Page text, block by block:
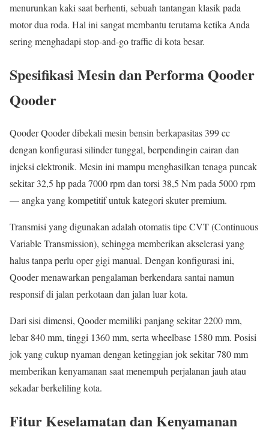
menurunkan kaki saat berhenti, sebuah tantangan klasik pada
motor dua roda. Hal ini sangat membantu terutama ketika Anda
sering menghadapi stop-and-go traffic di kota besar.
Spesifikasi Mesin dan Performa Qooder
Qooder
Qooder Qooder dibekali mesin bensin berkapasitas 399 cc
dengan konfigurasi silinder tunggal, berpendingin cairan dan
injeksi elektronik. Mesin ini mampu menghasilkan tenaga puncak
sekitar 32,5 hp pada 7000 rpm dan torsi 38,5 Nm pada 5000 rpm
— angka yang kompetitif untuk kategori skuter premium.
Transmisi yang digunakan adalah otomatis tipe CVT (Continuous
Variable Transmission), sehingga memberikan akselerasi yang
halus tanpa perlu oper gigi manual. Dengan konfigurasi ini,
Qooder menawarkan pengalaman berkendara santai namun
responsif di jalan perkotaan dan jalan luar kota.
Dari sisi dimensi, Qooder memiliki panjang sekitar 2200 mm,
lebar 840 mm, tinggi 1360 mm, serta wheelbase 1580 mm. Posisi
jok yang cukup nyaman dengan ketinggian jok sekitar 780 mm
memberikan kenyamanan saat menempuh perjalanan jauh atau
sekadar berkeliling kota.
Fitur Keselamatan dan Kenyamanan